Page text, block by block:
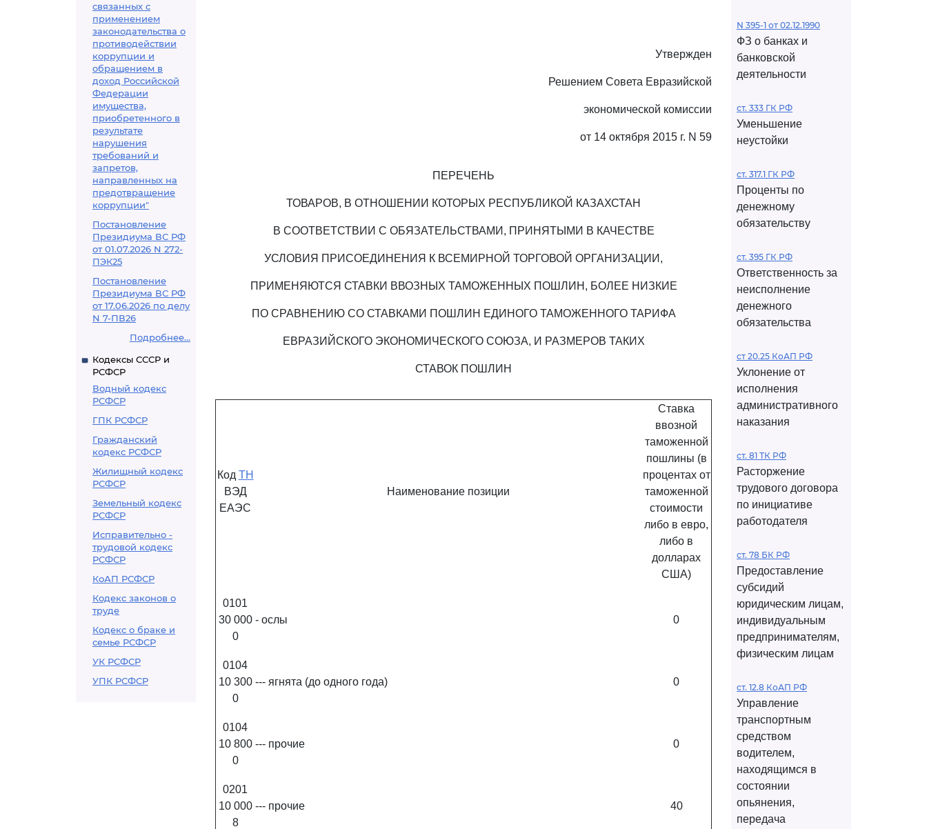
связанных с
применением
законодательства о
противодействии
коррупции и
обращением в
доход Российской
Федерации
имущества,
приобретенного в
результате
нарушения
требований и
запретов,
направленных на
предотвращение
коррупции"
Постановление
Президиума ВС РФ
от 01.07.2026 N 272-
ПЭК25
Постановление
Президиума ВС РФ
от 17.06.2026 по делу
N 7-ПВ26
Подробнее...
Кодексы СССР и
РСФСР
Водный кодекс
РСФСР
ГПК РСФСР
Гражданский
кодекс РСФСР
Жилищный кодекс
РСФСР
Земельный кодекс
РСФСР
Исправительно -
трудовой кодекс
РСФСР
КоАП РСФСР
Кодекс законов о
труде
Кодекс о браке и
семье РСФСР
УК РСФСР
УПК РСФСР
Утвержден
Решением Совета Евразийской
экономической комиссии
от 14 октября 2015 г. N 59
ПЕРЕЧЕНЬ
ТОВАРОВ, В ОТНОШЕНИИ КОТОРЫХ РЕСПУБЛИКОЙ КАЗАХСТАН
В СООТВЕТСТВИИ С ОБЯЗАТЕЛЬСТВАМИ, ПРИНЯТЫМИ В КАЧЕСТВЕ
УСЛОВИЯ ПРИСОЕДИНЕНИЯ К ВСЕМИРНОЙ ТОРГОВОЙ ОРГАНИЗАЦИИ,
ПРИМЕНЯЮТСЯ СТАВКИ ВВОЗНЫХ ТАМОЖЕННЫХ ПОШЛИН, БОЛЕЕ НИЗКИЕ
ПО СРАВНЕНИЮ СО СТАВКАМИ ПОШЛИН ЕДИНОГО ТАМОЖЕННОГО ТАРИФА
ЕВРАЗИЙСКОГО ЭКОНОМИЧЕСКОГО СОЮЗА, И РАЗМЕРОВ ТАКИХ
СТАВОК ПОШЛИН
Код ТН
ВЭД
ЕАЭС
Наименование позиции
Ставка
ввозной
таможенной
пошлины (в
процентах от
таможенной
стоимости
либо в евро,
либо в
долларах
США)
0101
30 000
0
- ослы 0
0104
10 300
0
--- ягнята (до одного года) 0
0104
10 800
0
--- прочие 0
0201
10 000
8
--- прочие 40
N 395-1 от 02.12.1990
ФЗ о банках и
банковской
деятельности
ст. 333 ГК РФ
Уменьшение
неустойки
ст. 317.1 ГК РФ
Проценты по
денежному
обязательству
ст. 395 ГК РФ
Ответственность за
неисполнение
денежного
обязательства
ст 20.25 КоАП РФ
Уклонение от
исполнения
административного
наказания
ст. 81 ТК РФ
Расторжение
трудового договора
по инициативе
работодателя
ст. 78 БК РФ
Предоставление
субсидий
юридическим лицам,
индивидуальным
предпринимателям,
физическим лицам
ст. 12.8 КоАП РФ
Управление
транспортным
средством
водителем,
находящимся в
состоянии
опьянения,
передача